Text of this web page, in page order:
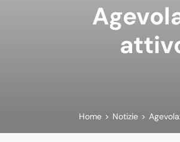
Home > Notizie >